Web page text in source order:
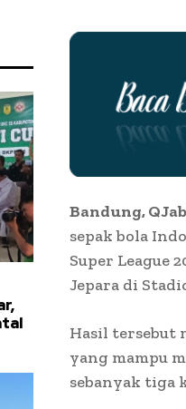
Bandung,
sepak bola
Super League
Jepara di
Hasil tersebut
yang mampu
sebanyak tiga